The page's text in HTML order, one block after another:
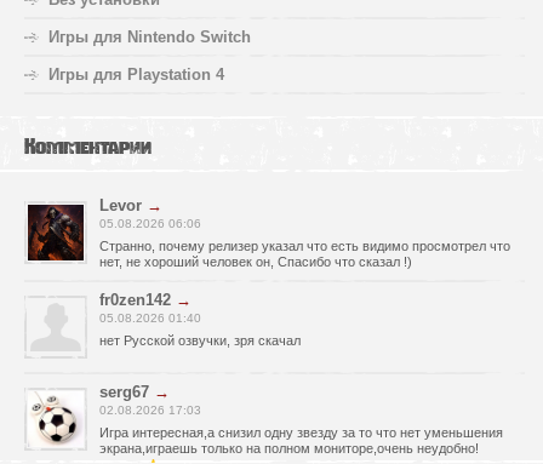
Игры для Nintendo Switch
Игры для Playstation 4
Комментарии
Levor →
05.08.2026 06:06
Странно, почему релизер указал что есть видимо просмотрел что
нет, не хороший человек он, Спасибо что сказал !)
fr0zen142 →
05.08.2026 01:40
нет Русской озвучки, зря скачал
serg67 →
02.08.2026 17:03
Игра интересная,а снизил одну звезду за то что нет уменьшения
экрана,играешь только на полном мониторе,очень неудобно!